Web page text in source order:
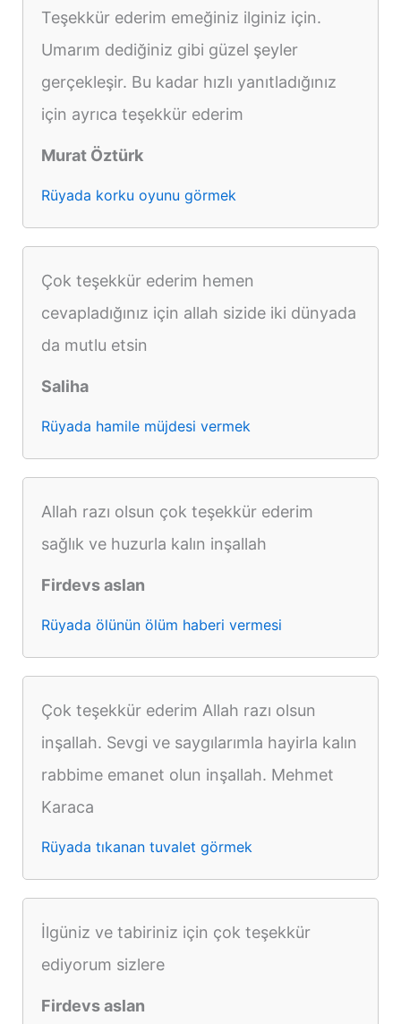
Teşekkür ederim emeğiniz ilginiz için.
Umarım dediğiniz gibi güzel şeyler
gerçekleşir. Bu kadar hızlı yanıtladığınız
için ayrıca teşekkür ederim
Murat Öztürk
Rüyada korku oyunu görmek
Çok teşekkür ederim hemen
cevapladığınız için allah sizide iki dünyada
da mutlu etsin
Saliha
Rüyada hamile müjdesi vermek
Allah razı olsun çok teşekkür ederim
sağlık ve huzurla kalın inşallah
Firdevs aslan
Rüyada ölünün ölüm haberi vermesi
Çok teşekkür ederim Allah razı olsun
inşallah. Sevgi ve saygılarımla hayirla kalın
rabbime emanet olun inşallah. Mehmet
Karaca
Rüyada tıkanan tuvalet görmek
İlgüniz ve tabiriniz için çok teşekkür
ediyorum sizlere
Firdevs aslan